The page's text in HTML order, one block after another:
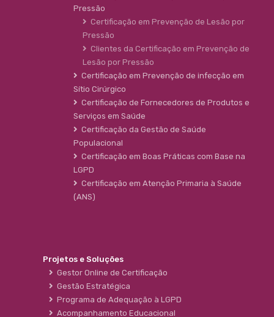
Pressão
Certificação em Prevenção de Lesão por
Pressão
Clientes da Certificação em Prevenção de
Lesão por Pressão
Certificação em Prevenção de infecção em
Sítio Cirúrgico
Certificação de Fornecedores de Produtos e
Serviços em Saúde
Certificação da Gestão de Saúde
Populacional
Certificação em Boas Práticas com Base na
LGPD
Certificação em Atenção Primaria à Saúde
(ANS)
Projetos e Soluções
Gestor Online de Certificação
Gestão Estratégica
Programa de Adequação à LGPD
Acompanhamento Educacional